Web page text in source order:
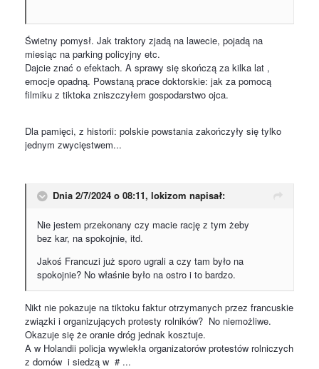
Świetny pomysł. Jak traktory zjadą na lawecie, pojadą na
miesiąc na parking policyjny etc.
Dajcie znać o efektach. A sprawy się skończą za kilka lat ,
emocje opadną. Powstaną prace doktorskie: jak za pomocą
filmiku z tiktoka zniszczyłem gospodarstwo ojca.
Dla pamięci, z historii: polskie powstania zakończyły się tylko
jednym zwycięstwem...
Dnia 2/7/2024 o 08:11, lokizom napisał:
Nie jestem przekonany czy macie rację z tym żeby
bez kar, na spokojnie, itd.
Jakoś Francuzi już sporo ugrali a czy tam było na
spokojnie? No właśnie było na ostro i to bardzo.
Nikt nie pokazuje na tiktoku faktur otrzymanych przez francuskie
związki i organizujących protesty rolników? No niemożliwe.
Okazuje się że oranie dróg jednak kosztuje.
A w Holandii policja wywlekła organizatorów protestów rolniczych
z domów i siedzą w # ...